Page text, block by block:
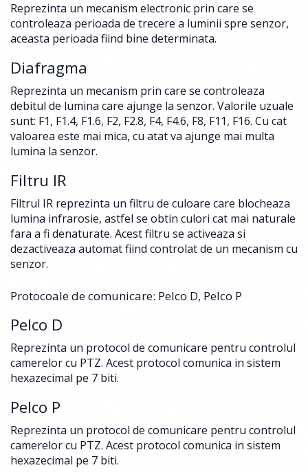
Reprezinta un mecanism electronic prin care se
controleaza perioada de trecere a luminii spre senzor,
aceasta perioada fiind bine determinata.
Diafragma
Reprezinta un mecanism prin care se controleaza
debitul de lumina care ajunge la senzor. Valorile uzuale
sunt: F1, F1.4, F1.6, F2, F2.8, F4, F4.6, F8, F11, F16. Cu cat
valoarea este mai mica, cu atat va ajunge mai multa
lumina la senzor.
Filtru IR
Filtrul IR reprezinta un filtru de culoare care blocheaza
lumina infrarosie, astfel se obtin culori cat mai naturale
fara a fi denaturate. Acest filtru se activeaza si
dezactiveaza automat fiind controlat de un mecanism cu
senzor.
Protocoale de comunicare: Pelco D, Pelco P
Pelco D
Reprezinta un protocol de comunicare pentru controlul
camerelor cu PTZ. Acest protocol comunica in sistem
hexazecimal pe 7 biti.
Pelco P
Reprezinta un protocol de comunicare pentru controlul
camerelor cu PTZ. Acest protocol comunica in sistem
hexazecimal pe 7 biti.